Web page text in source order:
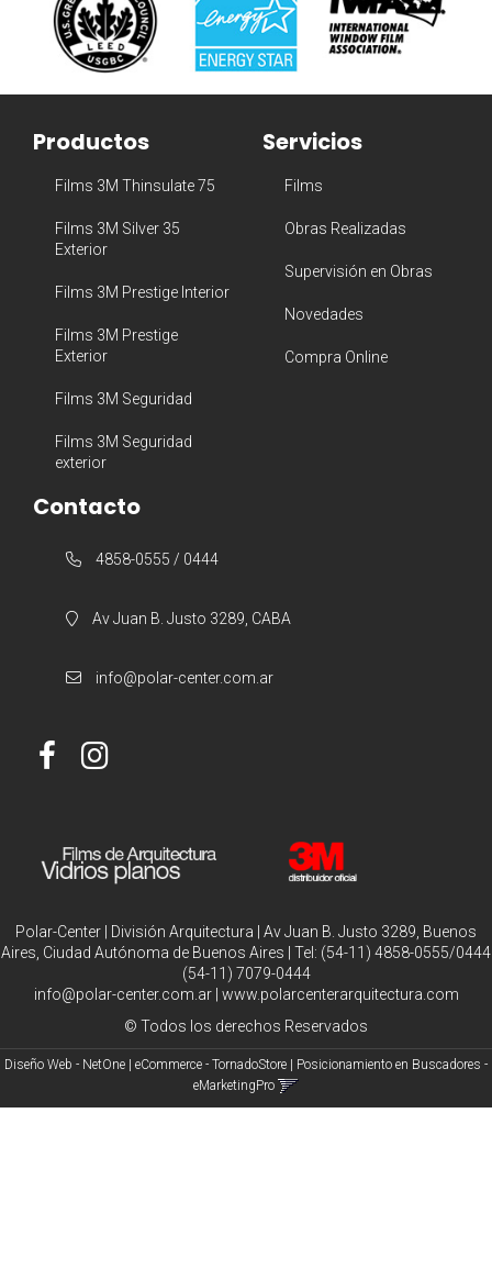
Productos
Films 3M Thinsulate 75
Films 3M Silver 35
Exterior
Films 3M Prestige Interior
Films 3M Prestige
Exterior
Films 3M Seguridad
Films 3M Seguridad
exterior
Servicios
Films
Obras Realizadas
Supervisión en Obras
Novedades
Compra Online
Contacto
4858-0555 / 0444
Av Juan B. Justo 3289, CABA
info@polar-center.com.ar
Polar-Center | División Arquitectura | Av Juan B. Justo 3289, Buenos
Aires, Ciudad Autónoma de Buenos Aires | Tel: (54-11) 4858-0555/0444
(54-11) 7079-0444
info@polar-center.com.ar| www.polarcenterarquitectura.com
© Todos los derechos Reservados
Diseño Web - NetOne | eCommerce - TornadoStore | Posicionamiento en Buscadores -
eMarketingPro